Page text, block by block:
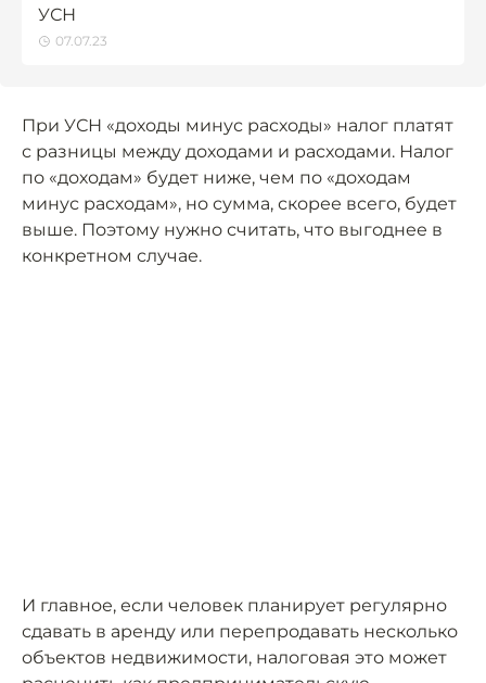
УСН
07.07.23
При УСН «доходы минус расходы» налог платят
с разницы между доходами и расходами. Налог
по «доходам» будет ниже, чем по «доходам
минус расходам», но сумма, скорее всего, будет
выше. Поэтому нужно считать, что выгоднее в
конкретном случае.
И главное, если человек планирует регулярно
сдавать в аренду или перепродавать несколько
объектов недвижимости, налоговая это может